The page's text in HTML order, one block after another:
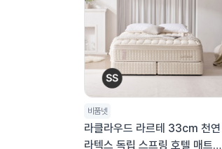
비품넷
라클라우드 라르테 33cm 천연
라텍스 독립 스프링 호텔 매트리